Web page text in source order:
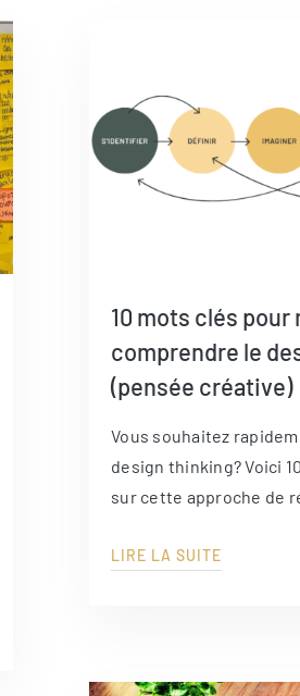
10 mots clés pour
comprendre le
(pensée créative)
Vous souhaitez
design thinking? Voici
sur cette approche de
LIRE LA SUITE